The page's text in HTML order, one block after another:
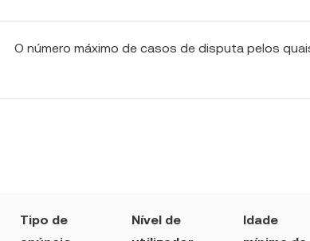
O número máximo de casos de disputa pelos
Tipo de
Nível de
Idade